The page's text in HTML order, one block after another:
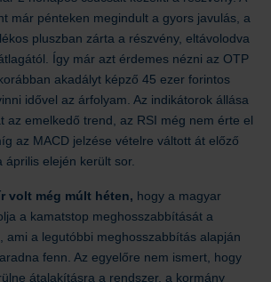
már pénteken megindult a gyors javulás, a
pluszban zárta a részvény, eltávolodva
Így már azt érdemes nézni az OTP
akadályt képző 45 ezer forintos
idővel az árfolyam. Az indikátorok állása
az emelkedő trend, az RSI még nem érte el
az MACD jelzése vételre váltott át előző
elején került sor.
volt még múlt héten, hogy a magyar
a kamatstop meghosszabbítását a
ami a legutóbbi meghosszabbítás alapján
fenn. Az egyelőre nem ismert, hogy
átalakításra a rendszer, a kormány